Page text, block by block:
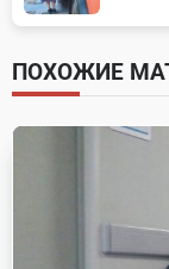
subtitle
screen-
reader-
text">Page</
ПОХОЖИЕ